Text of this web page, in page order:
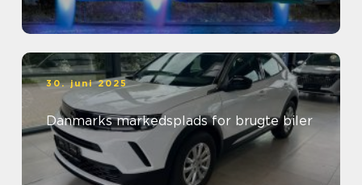
30. juni 2025
Danmarks markedsplads for brugte biler